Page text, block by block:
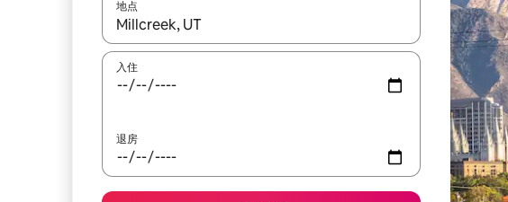
地点
如有搜索结果，请使用上下方向键查看，或通过点击或滑动手势浏览。
入住
退房